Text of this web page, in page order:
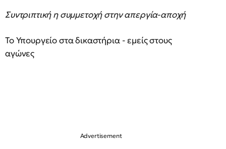
Συντριπτική η συμμετοχή στην απεργία-αποχή
Το Υπουργείο στα δικαστήρια - εμείς στους
αγώνες